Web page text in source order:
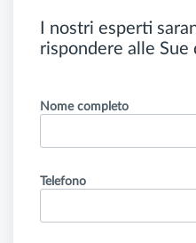
I nostri esperti
rispondere alle Sue
Nome completo
Telefono